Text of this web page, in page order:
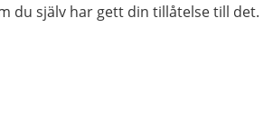
du själv har gett din tillåtelse till det.